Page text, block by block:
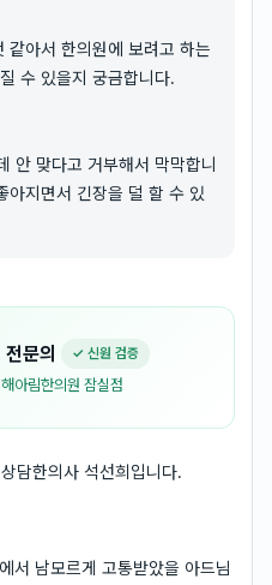
같아서 한의원에 보려고 하는
수 있을지 궁금합니다.
안 맞다고 거부해서 막막합니
아지면서 긴장을 덜 할 수 있
전문의 ✓ 신원 검증
해아림한의원 잠실점
담한의사 석선희입니다.
서 남모르게 고통받았을 아드님